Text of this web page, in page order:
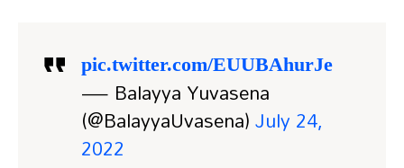
pic.twitter.com/EUUBAhurJe
— Balayya Yuvasena
(@BalayyaUvasena)July 24,
2022